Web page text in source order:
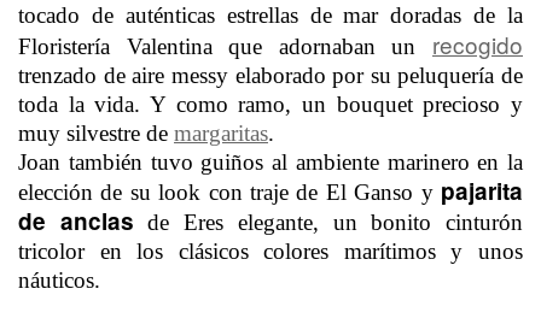
tocado de auténticas estrellas de mar doradas de la
Floristería Valentina que adornaban un recogido
trenzado de aire messy elaborado por su peluquería de
toda la vida. Y como ramo, un bouquet precioso y
muy silvestre de margaritas.
Joan también tuvo guiños al ambiente marinero en la
elección de su look con traje de El Ganso ypajarita
de anclas de Eres elegante, un bonito cinturón
tricolor en los clásicos colores marítimos y unos
náuticos.